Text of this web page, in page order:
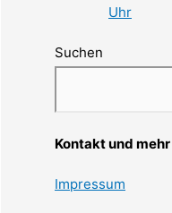
Uhr
Suchen
Kontakt und mehr
Impressum